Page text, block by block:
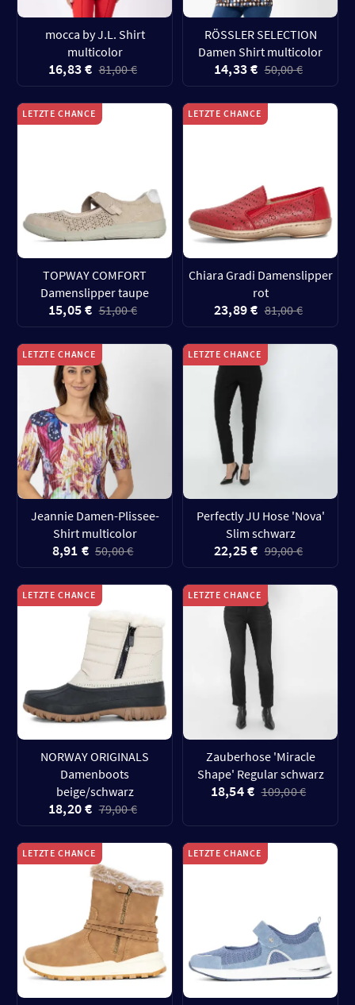
mocca by J.L. Shirt
multicolor
16,83 € 81,00 €
RÖSSLER SELECTION
Damen Shirt multicolor
14,33 € 50,00 €
LETZTE CHANCE
TOPWAY COMFORT
Damenslipper taupe
15,05 € 51,00 €
LETZTE CHANCE
Chiara Gradi Damenslipper
rot
23,89 € 81,00 €
LETZTE CHANCE
Jeannie Damen-Plissee-
Shirt multicolor
8,91 € 50,00 €
LETZTE CHANCE
Perfectly JU Hose 'Nova'
Slim schwarz
22,25 € 99,00 €
LETZTE CHANCE
NORWAY ORIGINALS
Damenboots
beige/schwarz
18,20 € 79,00 €
LETZTE CHANCE
Zauberhose 'Miracle
Shape' Regular schwarz
18,54 € 109,00 €
LETZTE CHANCE LETZTE CHANCE